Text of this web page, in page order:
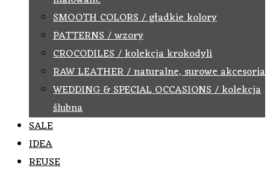
SMOOTH COLORS / gładkie kolory
PATTERNS / wzory
CROCODILES / kolekcja krokodyli
RAW LEATHER / naturalne, surowe akcesoria
WEDDING & SPECIAL OCCASIONS / kolekcja
ślubna
SALE
IDEA
REUSE